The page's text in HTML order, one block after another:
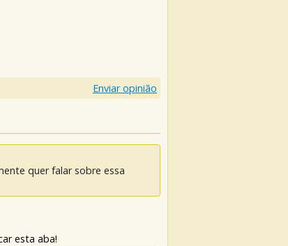
Enviar opinião
quer falar sobre essa
esta aba!